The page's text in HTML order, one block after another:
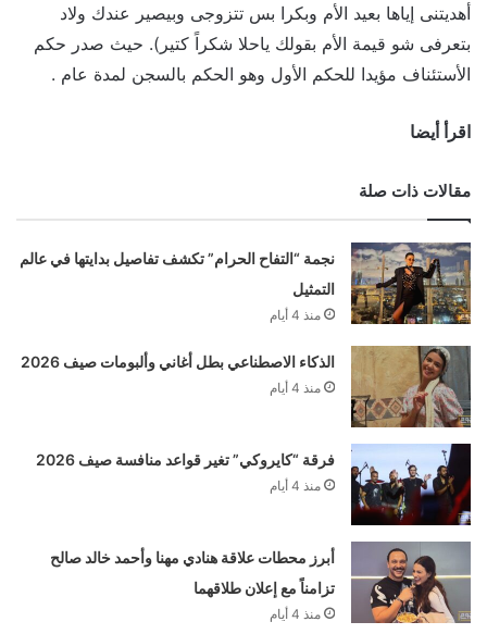
أهديتنى إياها بعيد الأم وبكرا بس تتزوجى وبيصير عندك ولاد
بتعرفى شو قيمة الأم بقولك ياحلا شكراً كتير). حيث صدر حكم
الأستئناف مؤيدا للحكم الأول وهو الحكم بالسجن لمدة عام .
اقرأ أيضا
مقالات ذات صلة
نجمة “التفاح الحرام” تكشف تفاصيل بدايتها في عالم
التمثيل
منذ 4 أيام
الذكاء الاصطناعي بطل أغاني وألبومات صيف 2026
منذ 4 أيام
فرقة “كايروكي” تغير قواعد منافسة صيف 2026
منذ 4 أيام
أبرز محطات علاقة هنادي مهنا وأحمد خالد صالح
تزامناً مع إعلان طلاقهما
منذ 4 أيام